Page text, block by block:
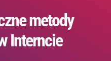
metody
Interncie